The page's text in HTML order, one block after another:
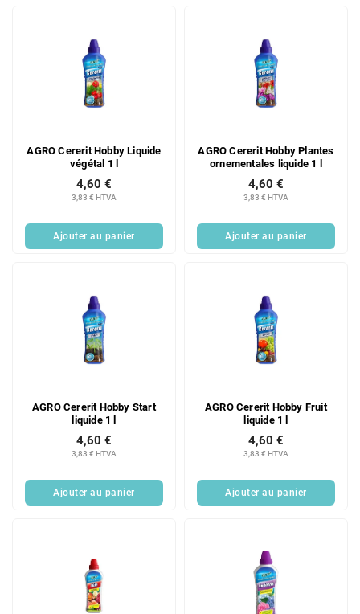
AGRO Cererit Hobby Liquide
végétal 1 l
3,83 € HTVA
4,60 €
Ajouter au panier
AGRO Cererit Hobby Plantes
ornementales liquide 1 l
3,83 € HTVA
4,60 €
Ajouter au panier
AGRO Cererit Hobby Start
liquide 1 l
3,83 € HTVA
4,60 €
Ajouter au panier
AGRO Cererit Hobby Fruit
liquide 1 l
3,83 € HTVA
4,60 €
Ajouter au panier